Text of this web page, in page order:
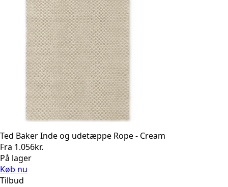
Ted Baker Inde og udetæppe Rope - Cream
Fra 1.056kr.
På lager
Køb nu
Tilbud